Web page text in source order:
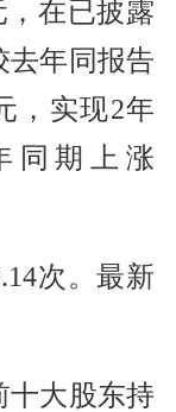
，在已披露
去年同报告
，实现2年
同期上涨
次。最新
十大股东持